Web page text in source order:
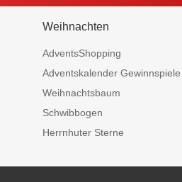
Weihnachten
AdventsShopping
Adventskalender Gewinnspiele
Weihnachtsbaum
Schwibbogen
Herrnhuter Sterne